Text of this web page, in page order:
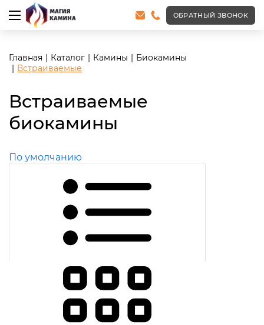
ОБРАТНЫЙ ЗВОНОК
Главная Каталог Камины
Биокамины
Встраиваемые
Встраиваемые
биокамины
По умолчанию